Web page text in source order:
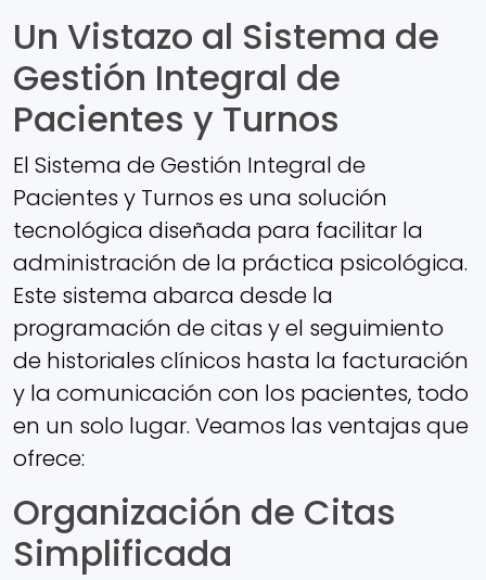
Un Vistazo al Sistema de
Gestión Integral de
Pacientes y Turnos
El Sistema de Gestión Integral de
Pacientes y Turnos es una solución
tecnológica diseñada para facilitar la
administración de la práctica psicológica.
Este sistema abarca desde la
programación de citas y el seguimiento
de historiales clínicos hasta la facturación
y la comunicación con los pacientes, todo
en un solo lugar. Veamos las ventajas que
ofrece:
Organización de Citas
Simplificada